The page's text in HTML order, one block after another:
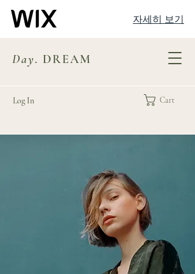
자세히 보기